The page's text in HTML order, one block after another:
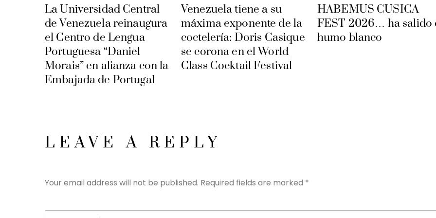
La Universidad Central
de Venezuela reinaugura
el Centro de Lengua
Portuguesa “Daniel
Morais” en alianza con la
Embajada de Portugal
Venezuela tiene a su
máxima exponente de la
coctelería: Doris Casique
se corona en el World
Class Cocktail Festival
HABEMUS CUSICA
FEST 2026… ha salido
humo blanco
LEAVE A REPLY
Your email address will not be published. Required fields are marked *